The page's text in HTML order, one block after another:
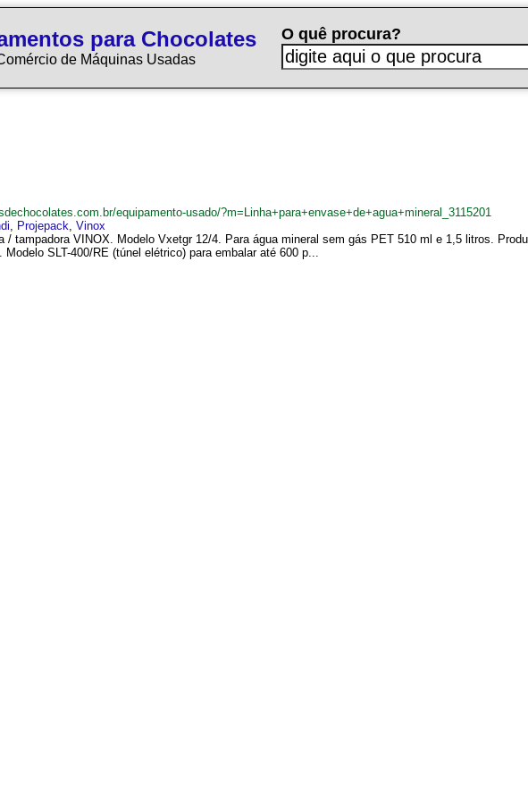
para Chocolates
de Máquinas Usadas
O quê procura?
equipamento-usado/?m=Linha+para+envase+de+agua+mineral_3115201
, Projepack, Vinox
/ tampadora VINOX. Modelo Vxetgr 12/4. Para água mineral sem gás PET 510 ml e 1,5 litros.
Modelo SLT-400/RE (túnel elétrico) para embalar até 600 p...